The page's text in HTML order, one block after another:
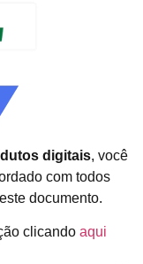
digitais, você
com todos
documento.
clicando aqui